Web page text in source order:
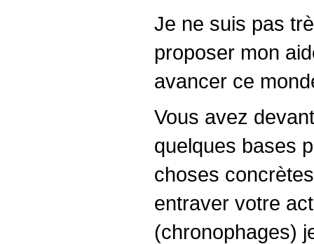
Je ne suis pas
proposer mon
avancer ce
Vous avez
quelques bases
choses
entraver votre
(chronophages)